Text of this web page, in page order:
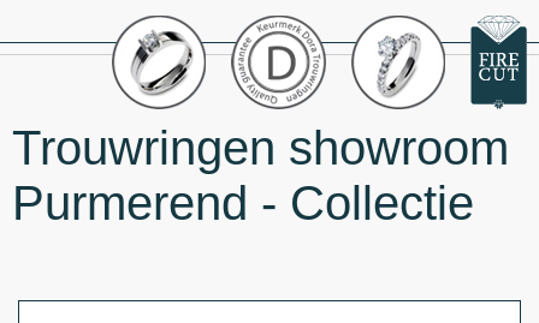
Trouwringen showroom
Purmerend - Collectie